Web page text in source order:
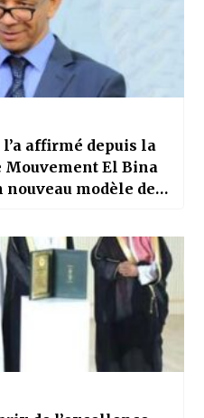
affirmé depuis la
Mouvement El Bina
nouveau modèle de